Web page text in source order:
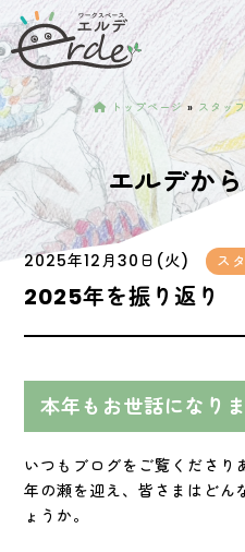
トップページ» スタッ
エルデか
2025年12月30日(火) ス
2025年を振り返り
本年もお世話になり
いつもブログをご覧くださり
年の瀬を迎え、皆さまはどん
ょうか。